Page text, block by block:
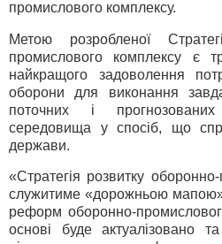
промислового комплексу.
Метою розробленої
промислового комплексу є
найкращого задоволення
оборони для виконання
поточних і
середовища у спосіб, що
держави.
«Стратегія розвитку
служитиме «дорожньою мапою»
реформ оборонно-
основі буде актуалізовано